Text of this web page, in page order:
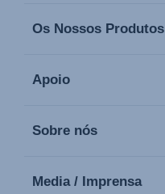
Os Nossos Produtos
Apoio
Sobre nós
Media / Imprensa